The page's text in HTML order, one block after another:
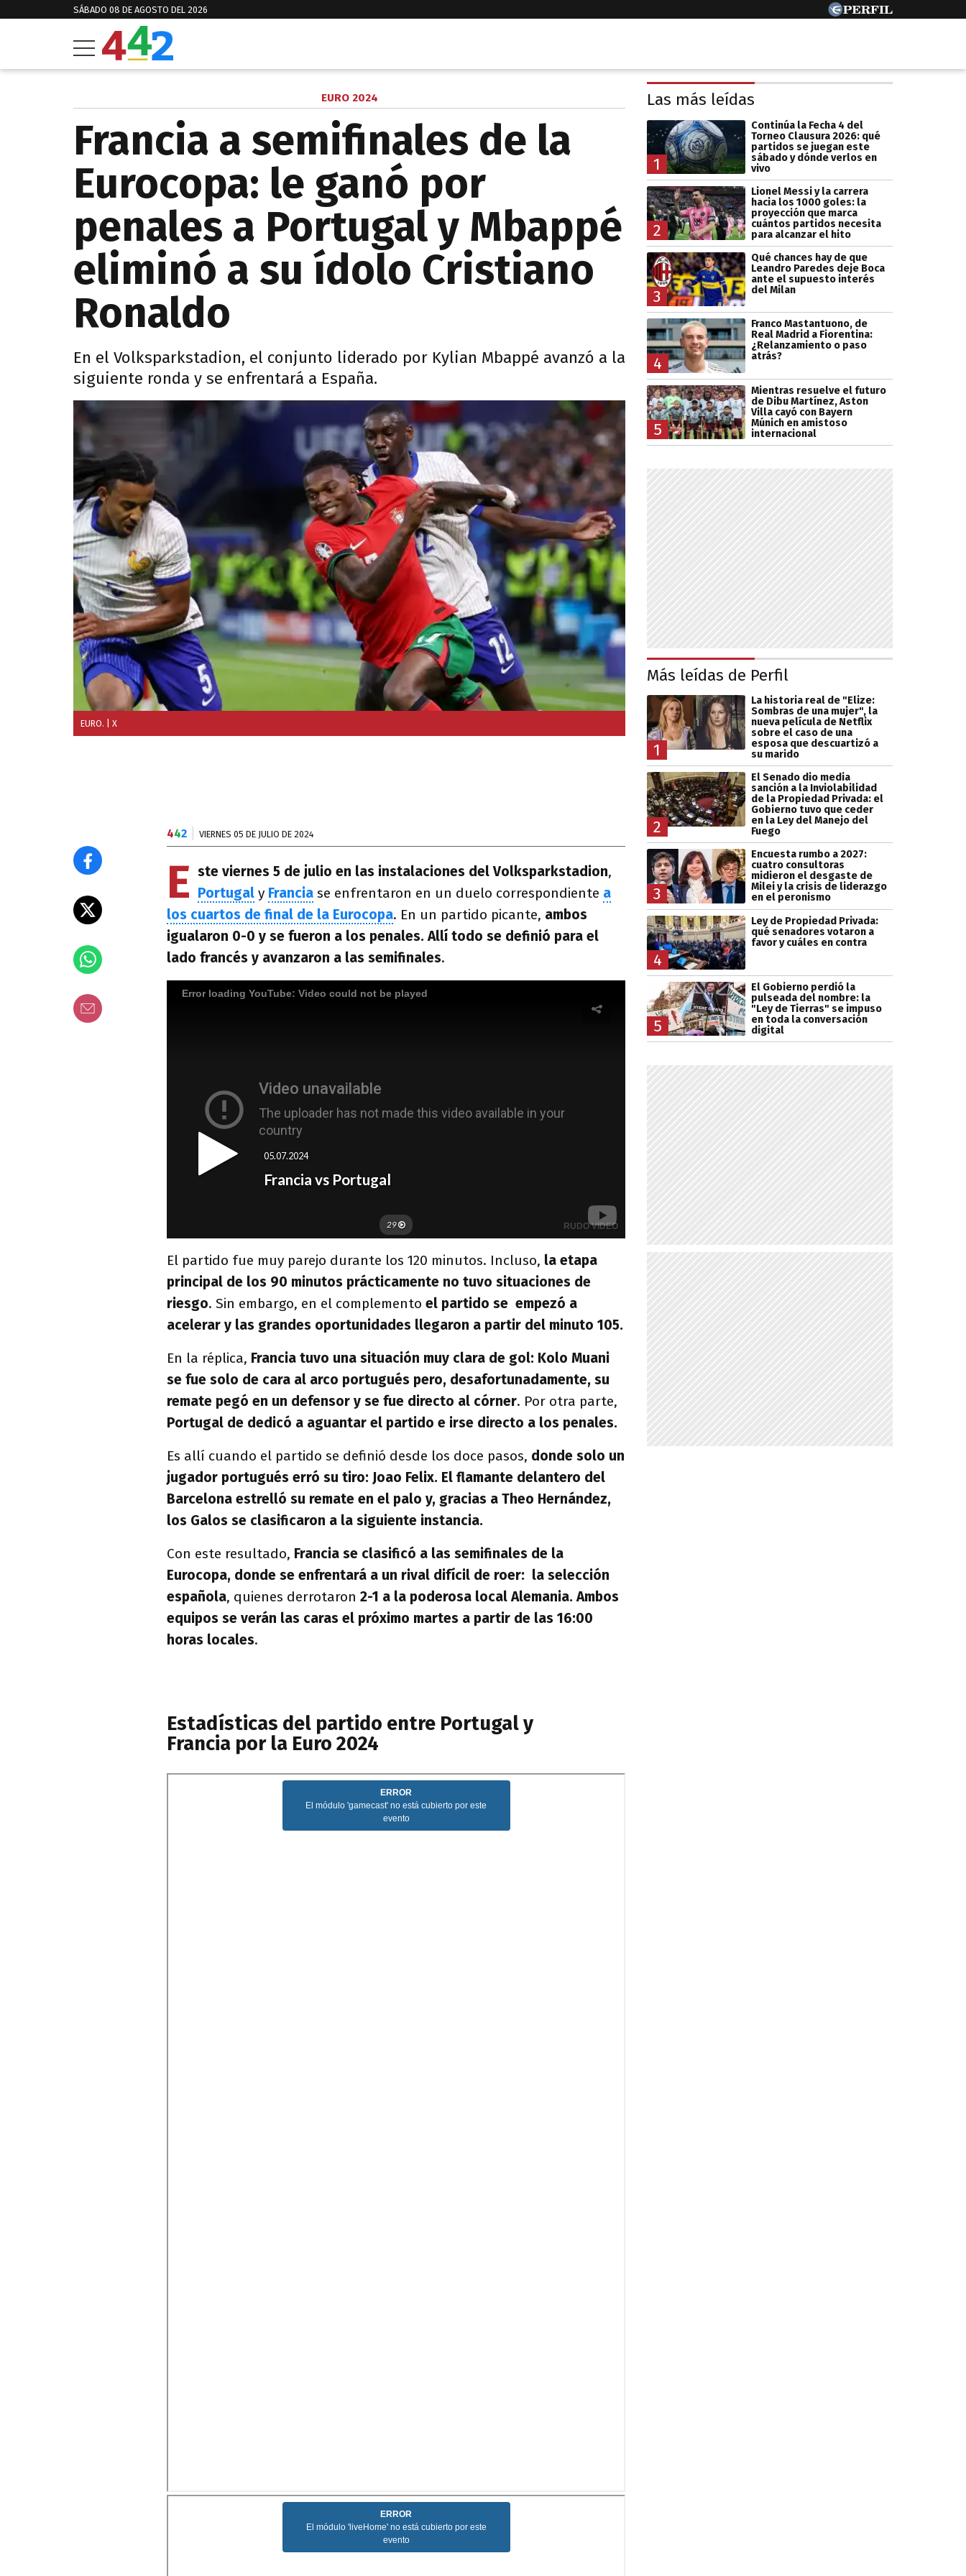
SÁBADO 08 DE AGOSTO DEL 2026
EURO 2024
Francia a semifinales de la
Eurocopa: le ganó por
penales a Portugal y Mbappé
eliminó a su ídolo Cristiano
Ronaldo
En el Volksparkstadion, el conjunto liderado por Kylian Mbappé avanzó a la
siguiente ronda y se enfrentará a España.
EURO. | X
442 VIERNES 05 DE JULIO DE 2024
E ste viernes 5 de julio en las instalaciones del Volksparkstadion,
Portugal y Francia se enfrentaron en un duelo correspondiente a
los cuartos de final de la Eurocopa. En un partido picante, ambos
igualaron 0-0 y se fueron a los penales. Allí todo se definió para el
lado francés y avanzaron a las semifinales.
El partido fue muy parejo durante los 120 minutos. Incluso, la etapa
principal de los 90 minutos prácticamente no tuvo situaciones de
riesgo. Sin embargo, en el complemento el partido se empezó a
acelerar y las grandes oportunidades llegaron a partir del minuto 105.
En la réplica, Francia tuvo una situación muy clara de gol: Kolo Muani
se fue solo de cara al arco portugués pero, desafortunadamente, su
remate pegó en un defensor y se fue directo al córner. Por otra parte,
Portugal de dedicó a aguantar el partido e irse directo a los penales.
Es allí cuando el partido se definió desde los doce pasos, donde solo un
jugador portugués erró su tiro: Joao Felix. El flamante delantero del
Barcelona estrelló su remate en el palo y, gracias a Theo Hernández,
los Galos se clasificaron a la siguiente instancia.
Con este resultado, Francia se clasificó a las semifinales de la
Eurocopa, donde se enfrentará a un rival difícil de roer: la selección
española, quienes derrotaron 2-1 a la poderosa local Alemania. Ambos
equipos se verán las caras el próximo martes a partir de las 16:00
horas locales.
Estadísticas del partido entre Portugal y
Francia por la Euro 2024
Las más leídas
1
Continúa la Fecha 4 del
Torneo Clausura 2026: qué
partidos se juegan este
sábado y dónde verlos en
vivo
2
Lionel Messi y la carrera
hacia los 1000 goles: la
proyección que marca
cuántos partidos necesita
para alcanzar el hito
3
Qué chances hay de que
Leandro Paredes deje Boca
ante el supuesto interés
del Milan
4
Franco Mastantuono, de
Real Madrid a Fiorentina:
¿Relanzamiento o paso
atrás?
5
Mientras resuelve el futuro
de Dibu Martínez, Aston
Villa cayó con Bayern
Múnich en amistoso
internacional
Más leídas de Perfil
1
La historia real de "Elize:
Sombras de una mujer", la
nueva película de Netflix
sobre el caso de una
esposa que descuartizó a
su marido
2
El Senado dio media
sanción a la Inviolabilidad
de la Propiedad Privada: el
Gobierno tuvo que ceder
en la Ley del Manejo del
Fuego
3
Encuesta rumbo a 2027:
cuatro consultoras
midieron el desgaste de
Milei y la crisis de liderazgo
en el peronismo
4
Ley de Propiedad Privada:
qué senadores votaron a
favor y cuáles en contra
5
El Gobierno perdió la
pulseada del nombre: la
"Ley de Tierras" se impuso
en toda la conversación
digital